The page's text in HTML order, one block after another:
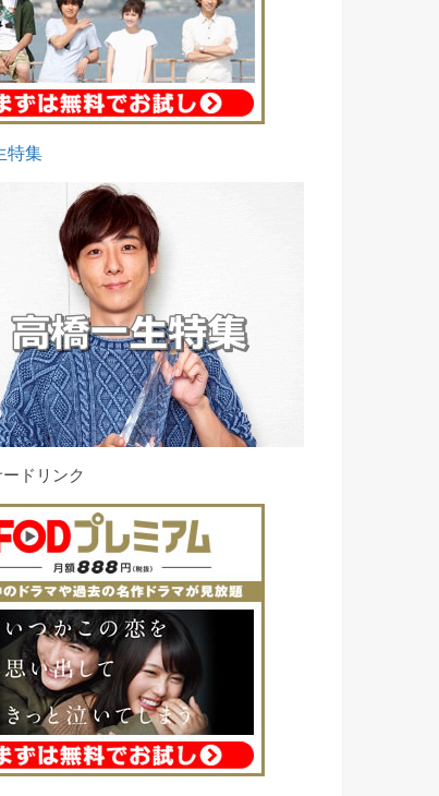
特集
ドリンク